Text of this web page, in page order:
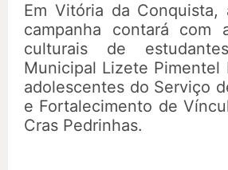
Em Vitória da Conquista,
campanha contará com
culturais de
Municipal Lizete Pimentel
adolescentes do Serviço
e Fortalecimento de
Cras Pedrinhas.